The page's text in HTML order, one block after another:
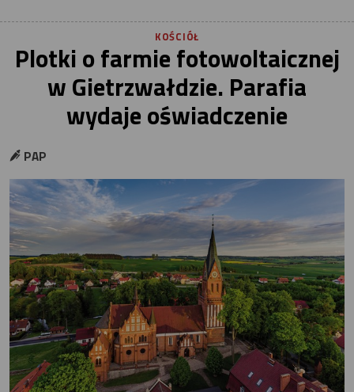
KOŚCIÓŁ
Plotki o farmie fotowoltaicznej
w Gietrzwałdzie. Parafia
wydaje oświadczenie
PAP